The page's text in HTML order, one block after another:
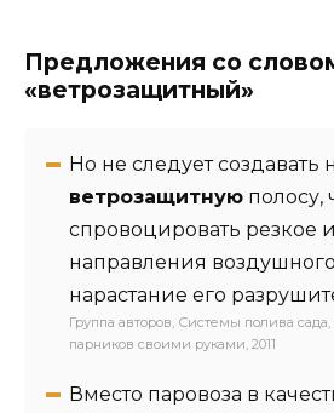
Предложения со
«ветрозащитный»
Но не следует
ветрозащитную полосу,
спровоцировать резкое
направления
нарастание его
Группа авторов, Системы полива сада,
парников своими руками, 2011
Вместо паровоза в